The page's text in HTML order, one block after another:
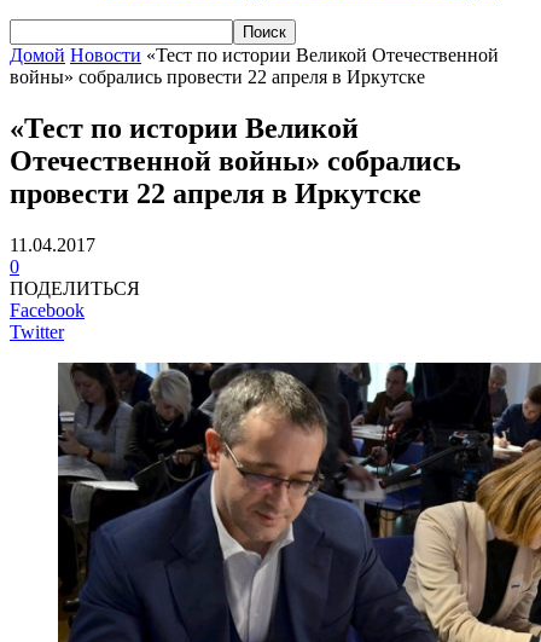
Домой Новости «Тест по истории Великой Отечественной
войны» собрались провести 22 апреля в Иркутске
«Тест по истории Великой
Отечественной войны» собрались
провести 22 апреля в Иркутске
11.04.2017
0
ПОДЕЛИТЬСЯ
Facebook
Twitter